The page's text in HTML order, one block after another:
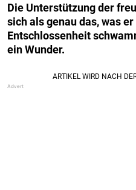
Die Unterstützung der
sich als genau das, was
Entschlossenheit
ein Wunder.